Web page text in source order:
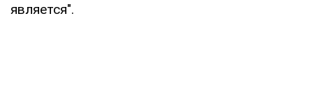
является".